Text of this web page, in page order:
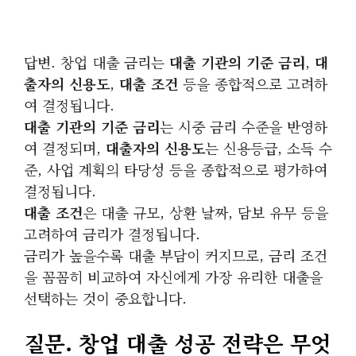
답변. 창업 대출 금리는 대출 기관의 기준 금리, 대
출자의 신용도, 대출 조건 등을 종합적으로 고려하
여 결정됩니다.
대출 기관의 기준 금리는 시중 금리 수준을 반영하
여 결정되며, 대출자의 신용도는 신용등급, 소득 수
준, 사업 계획의 타당성 등을 종합적으로 평가하여
결정됩니다.
대출 조건은 대출 규모, 상환 날짜, 담보 유무 등을
고려하여 금리가 결정됩니다.
금리가 높을수록 대출 부담이 커지므로, 금리 조건
을 꼼꼼히 비교하여 자신에게 가장 유리한 대출을
선택하는 것이 중요합니다.
질문. 창업 대출 성공 전략은 무엇